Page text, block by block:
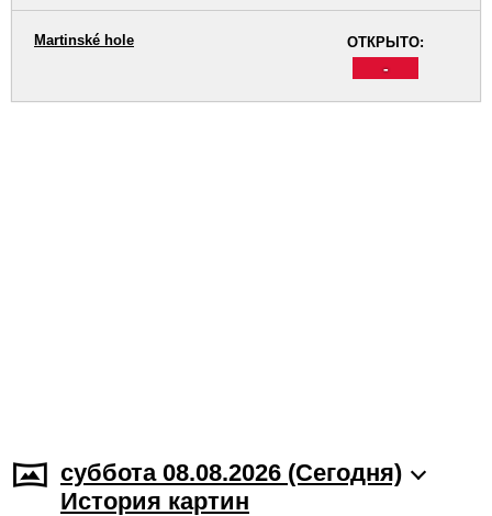
ОТКРЫТО:
-
Martinské hole
суббота 08.08.2026 (Cегодня)
История картин